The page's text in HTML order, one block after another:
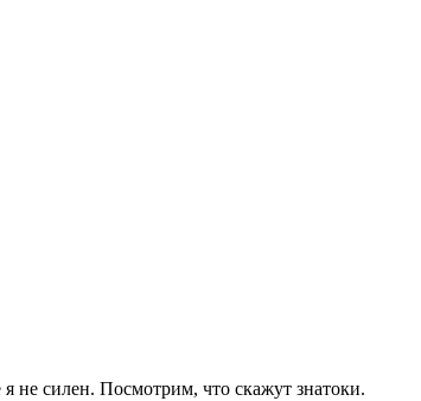
не силен. Посмотрим, что скажут знатоки.